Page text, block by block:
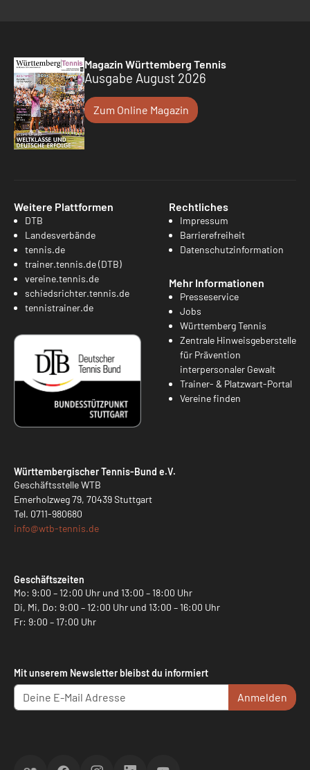
Magazin Württemberg Tennis
Ausgabe August 2026
Zum Online Magazin
Weitere Plattformen
DTB
Landesverbände
tennis.de
trainer.tennis.de (DTB)
vereine.tennis.de
schiedsrichter.tennis.de
tennistrainer.de
Rechtliches
Impressum
Barrierefreiheit
Datenschutzinformation
Mehr Informationen
Presseservice
Jobs
Württemberg Tennis
Zentrale Hinweisgeberstelle
für Prävention
interpersonaler Gewalt
Trainer- & Platzwart-Portal
Vereine finden
Württembergischer Tennis-Bund e.V.
Geschäftsstelle WTB
Emerholzweg 79, 70439 Stuttgart
Tel. 0711-980680
info@wtb-tennis.de
Geschäftszeiten
Mo: 9:00 – 12:00 Uhr und 13:00 – 18:00 Uhr
Di, Mi, Do: 9:00 – 12:00 Uhr und 13:00 – 16:00 Uhr
Fr: 9:00 – 17:00 Uhr
Mit unserem Newsletter bleibst du informiert
Anmelden